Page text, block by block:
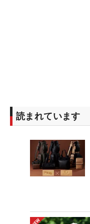
読まれています